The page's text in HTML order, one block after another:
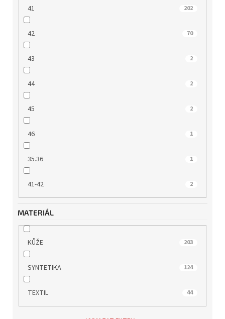
41 202
42 70
43 2
44 2
45 2
46 1
35.36 1
41-42 2
MATERIÁL
KŮŽE 203
SYNTETIKA 124
TEXTIL 44